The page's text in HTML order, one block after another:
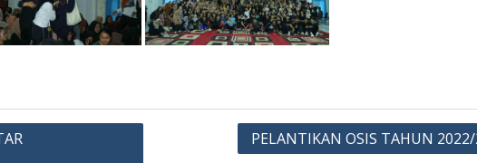
PELANTIKAN OSIS TAHUN